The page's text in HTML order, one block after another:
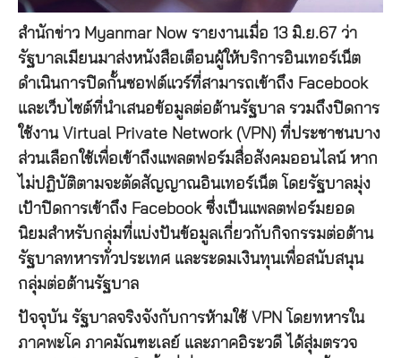
สำนักข่าว Myanmar Now รายงานเมื่อ 13 มิ.ย.67 ว่า
รัฐบาลเมียนมาส่งหนังสือเตือนผู้ให้บริการอินเทอร์เน็ต
ดำเนินการปิดกั้นซอฟต์แวร์ที่สามารถเข้าถึง Facebook
และเว็บไซต์ที่นำเสนอข้อมูลต่อต้านรัฐบาล รวมถึงปิดการ
ใช้งาน Virtual Private Network (VPN) ที่ประชาชนบาง
ส่วนเลือกใช้เพื่อเข้าถึงแพลตฟอร์มสื่อสังคมออนไลน์ หาก
ไม่ปฏิบัติตามจะตัดสัญญาณอินเทอร์เน็ต โดยรัฐบาลมุ่ง
เป้าปิดการเข้าถึง Facebook ซึ่งเป็นแพลตฟอร์มยอด
นิยมสำหรับกลุ่มที่แบ่งปันข้อมูลเกี่ยวกับกิจกรรมต่อต้าน
รัฐบาลทหารทั่วประเทศ และระดมเงินทุนเพื่อสนับสนุน
กลุ่มต่อต้านรัฐบาล
ปัจจุบัน รัฐบาลจริงจังกับการห้ามใช้ VPN โดยทหารใน
ภาคพะโค ภาคมัณฑะเลย์ และภาคอิระวดี ได้สุ่มตรวจ